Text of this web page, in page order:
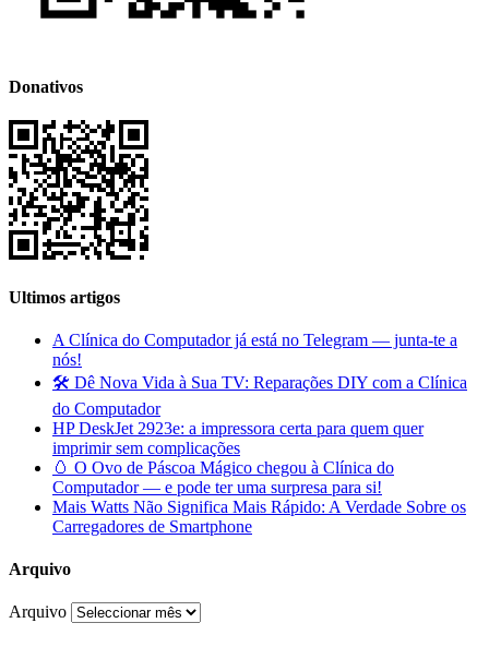
Donativos
Ultimos artigos
A Clínica do Computador já está no Telegram — junta-te a
nós!
🛠️ Dê Nova Vida à Sua TV: Reparações DIY com a Clínica
do Computador
HP DeskJet 2923e: a impressora certa para quem quer
imprimir sem complicações
🥚 O Ovo de Páscoa Mágico chegou à Clínica do
Computador — e pode ter uma surpresa para si!
Mais Watts Não Significa Mais Rápido: A Verdade Sobre os
Carregadores de Smartphone
Arquivo
Arquivo